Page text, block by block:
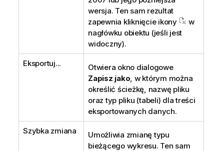
wersja. Ten sam rezultat
zapewnia kliknięcie ikony
w
nagłówku obiektu (jeśli jest
widoczny).
Eksportuj...
Otwiera okno dialogowe
Zapisz jako , w którym można
określić ścieżkę, nazwę pliku
oraz typ pliku (tabeli) dla treści
eksportowanych danych.
Szybka zmiana
Umożliwia zmianę typu
bieżącego wykresu. Ten sam